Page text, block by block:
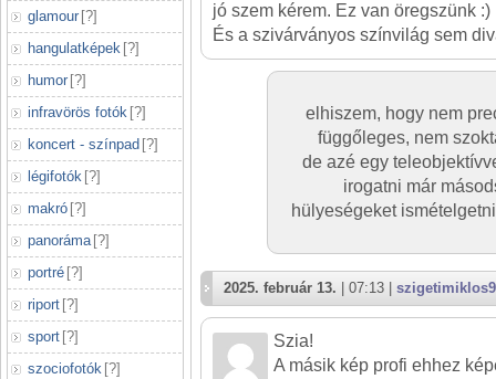
glamour [?]
hangulatképek [?]
humor [?]
infravörös fotók [?]
koncert - színpad [?]
légifotók [?]
makró [?]
panoráma [?]
portré [?]
riport [?]
sport [?]
szociofotók [?]
jó szem kérem. Ez van öregszünk :)
És a szivárványos színvilág sem
elhiszem, hogy nem
függőleges, nem
de azé egy
irogatni már
hülyeségeket
2025. február 13. | 07:13 |
Szia!
A másik kép profi ehhez